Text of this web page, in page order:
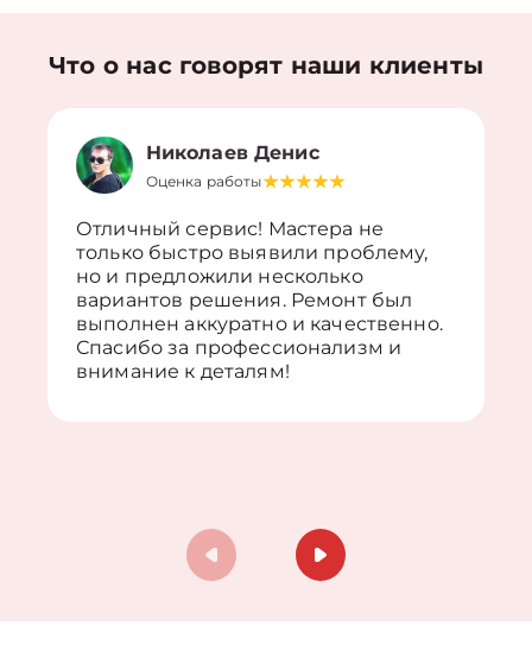
Что о нас говорят наши клиенты
Николаев Денис
Оценка работы
Отличный сервис! Мастера не
только быстро выявили проблему,
но и предложили несколько
вариантов решения. Ремонт был
выполнен аккуратно и качественно.
Спасибо за профессионализм и
внимание к деталям!